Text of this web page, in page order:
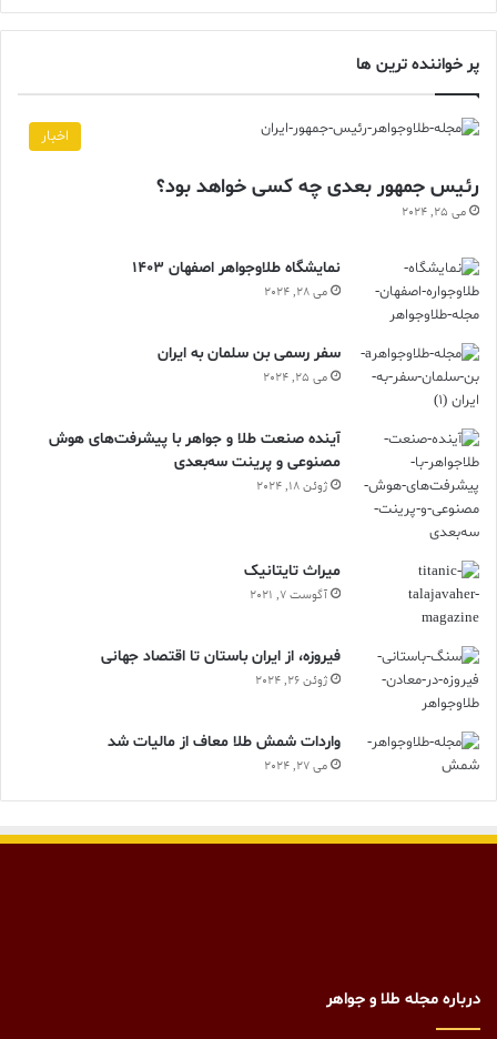
پر خواننده ترین ها
اخبار
رئیس جمهور بعدی چه کسی خواهد بود؟
می 25, 2024
نمایشگاه طلاوجواهر اصفهان 1403
می 28, 2024
سفر رسمی بن سلمان به ایران
می 25, 2024
آینده صنعت طلا و جواهر با پیشرفت‌های هوش
مصنوعی و پرینت سه‌بعدی
ژوئن 18, 2024
ميراث تايتانيک
آگوست 7, 2021
فیروزه، از ایران باستان تا اقتصاد جهانی
ژوئن 26, 2024
واردات شمش طلا معاف از مالیات شد
می 27, 2024
درباره مجله طلا و جواهر